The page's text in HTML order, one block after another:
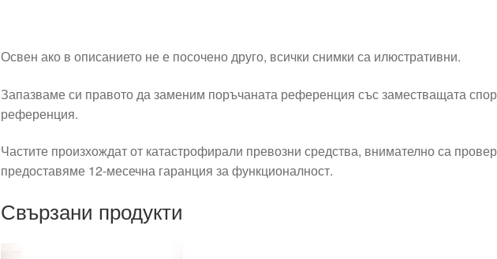
Освен ако в описанието не е посочено друго, всички снимки са илюстративни.
Запазваме си правото да заменим поръчаната референция със заместващата
референция.
Частите произхождат от катастрофирали превозни средства, внимателно са
предоставяме 12-месечна гаранция за функционалност.
Свързани продукти